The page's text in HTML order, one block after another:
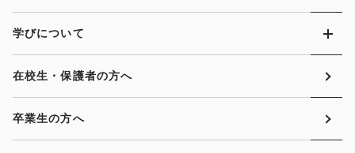
学びについて
在校生・保護者の方へ
卒業生の方へ